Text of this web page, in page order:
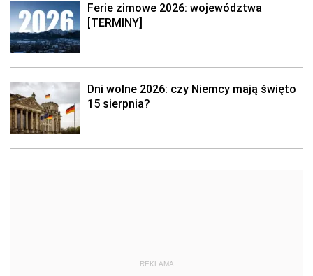
Ferie zimowe 2026: województwa
[TERMINY]
Dni wolne 2026: czy Niemcy mają święto
15 sierpnia?
REKLAMA